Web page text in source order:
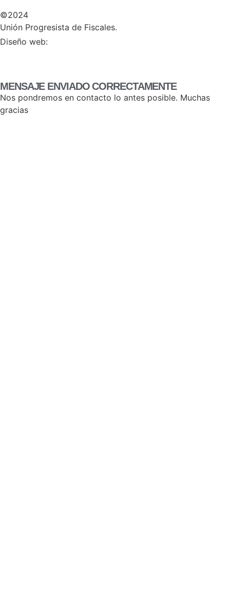
©2024
Unión Progresista de Fiscales.
Diseño web:
MENSAJE ENVIADO CORRECTAMENTE
Nos pondremos en contacto lo antes posible. Muchas
gracias